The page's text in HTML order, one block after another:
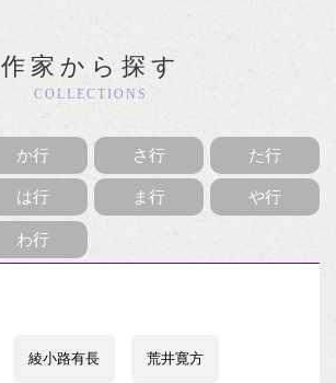
作家から探す
COLLECTIONS
か行 さ行 た行
は行 ま行 や行
わ行
綾小路有長 荒井寛方